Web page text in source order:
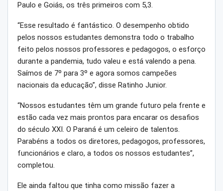
Paulo e Goiás, os três primeiros com 5,3.
“Esse resultado é fantástico. O desempenho obtido
pelos nossos estudantes demonstra todo o trabalho
feito pelos nossos professores e pedagogos, o esforço
durante a pandemia, tudo valeu e está valendo a pena.
Saímos de 7º para 3º e agora somos campeões
nacionais da educação”, disse Ratinho Junior.
“Nossos estudantes têm um grande futuro pela frente e
estão cada vez mais prontos para encarar os desafios
do século XXI. O Paraná é um celeiro de talentos.
Parabéns a todos os diretores, pedagogos, professores,
funcionários e claro, a todos os nossos estudantes”,
completou.
Ele ainda faltou que tinha como missão fazer a